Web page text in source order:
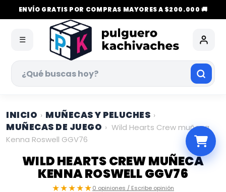
ENVÍO GRATIS POR COMPRAS MAYORES A $200.000 🚚
☰
INICIO › MUÑECAS Y PELUCHES ›
MUÑECAS DE JUEGO › Wild Hearts Crew muñeca
Kenna Roswell GGV76
WILD HEARTS CREW MUÑECA
KENNA ROSWELL GGV76
★★★★★0 opiniones / Escribe opinión